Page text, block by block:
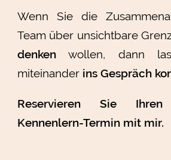
Wenn Sie die
Team über unsichtbare
denkenwollen, dann
miteinander ins Gespräch
Reservieren Sie Ihren
Kennenlern-Termin mit mir.